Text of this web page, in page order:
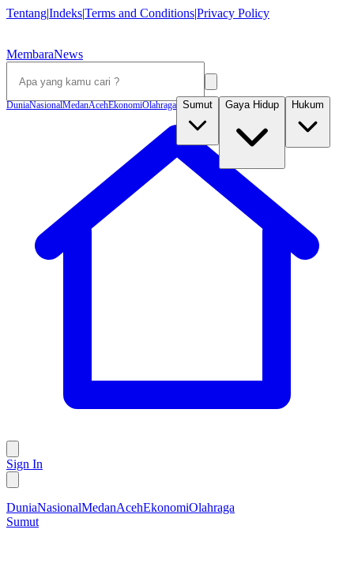
Tentang|Indeks|Terms and Conditions|Privacy Policy
MembaraNews
DuniaNasionalMedanAcehEkonomiOlahraga Sumut Gaya Hidup Hukum
Sign In
DuniaNasionalMedanAcehEkonomiOlahraga
Sumut